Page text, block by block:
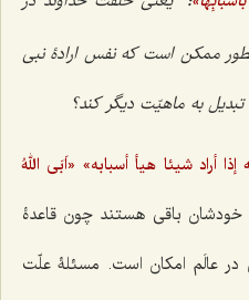
ممکن است که نفس ارادۀ نبی
به ماهیّت دیگر کند؟
إذا أراد شيئا هيأ أسبابه» «اَبَی اللهُ
باقی هستند چون قاعدۀ
عالَم امکان است. مسئلۀ علّت